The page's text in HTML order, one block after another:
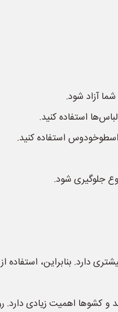
آزاد شود.
استفاده کنید.
استفاده کنید.
جلوگیری شود.
دارد. بنابراین، استفاده
و کشوها اهمیت زیادی